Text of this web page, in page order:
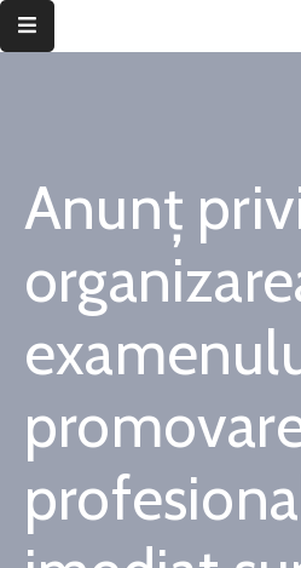
Informații
de
public
decizională
Integritate
instituțională
Județul
Timiș
Anunț